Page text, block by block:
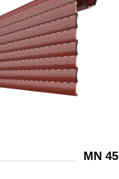
MN 45